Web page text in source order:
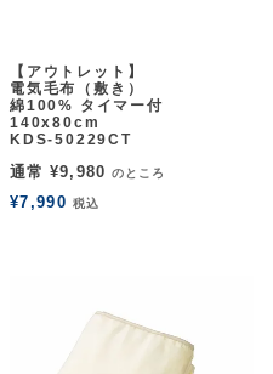
【アウトレット】
電気毛布（敷き）
綿100% タイマー付
140x80cm
KDS-50229CT
通常 ¥9,980 のところ
¥7,990 税込